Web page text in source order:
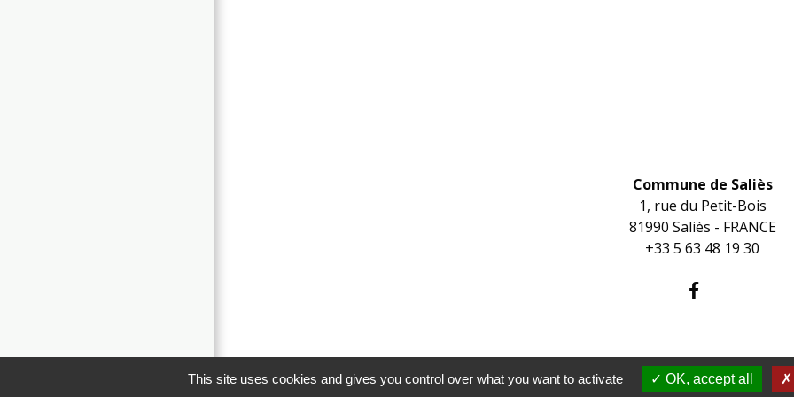
Commune de Saliès
1, rue du Petit-Bois
81990 Saliès - FRANCE
+33 5 63 48 19 30
Mentions légales - Politique de confidentialité - Accessibilité
This site uses cookies and gives you control over what you want to activate OK, accept all